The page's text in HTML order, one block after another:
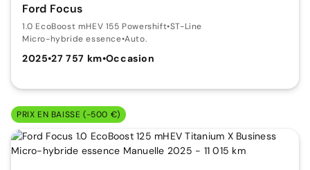
Ford Focus
1.0 EcoBoost mHEV 155 Powershift•ST-Line
Micro-hybride essence•Auto.
2025•27 757 km•Occasion
PRIX EN BAISSE (-500 €)